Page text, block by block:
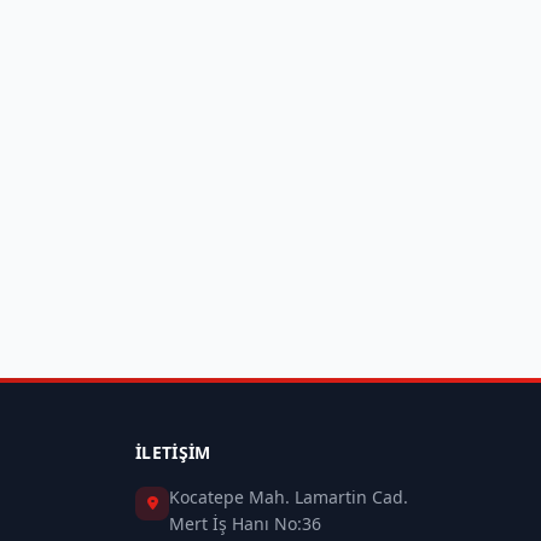
İLETIŞIM
Kocatepe Mah. Lamartin Cad.
Mert İş Hanı No:36